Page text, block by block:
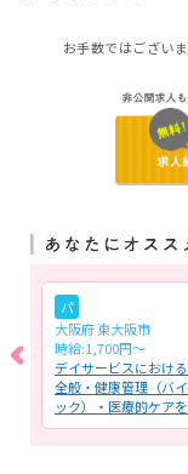
お手数ではござい
パ
大阪府 東大阪市
時給:1,700円～
デイサービスにおけ
全般・健康管理（バ
ック）・医療的ケア